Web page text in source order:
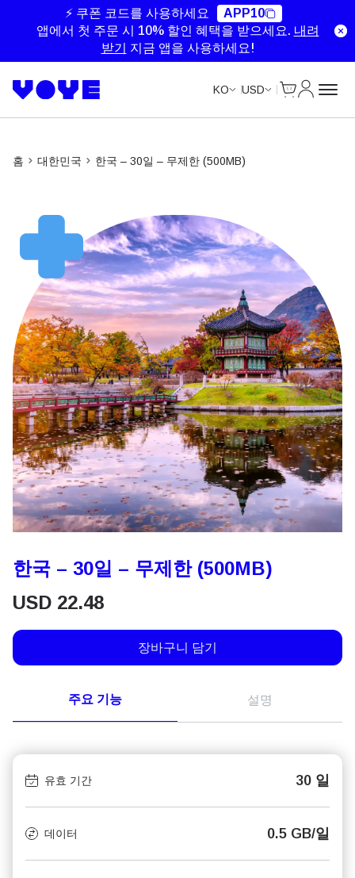
⚡ 쿠폰 코드를 사용하세요
APP10
앱에서 첫 주문 시 10% 할인 혜택을 받으세요. 내려
받기
지금 앱을 사용하세요!
KO USD
홈 대한민국 한국 – 30일 – 무제한 (500MB)
한국 – 30일 – 무제한 (500MB)
USD 22.48
장바구니 담기
주요 기능 설명
유효 기간 30 일
데이터 0.5 GB/일
Unlimited Data
Unlimited Data
Unlimited Data